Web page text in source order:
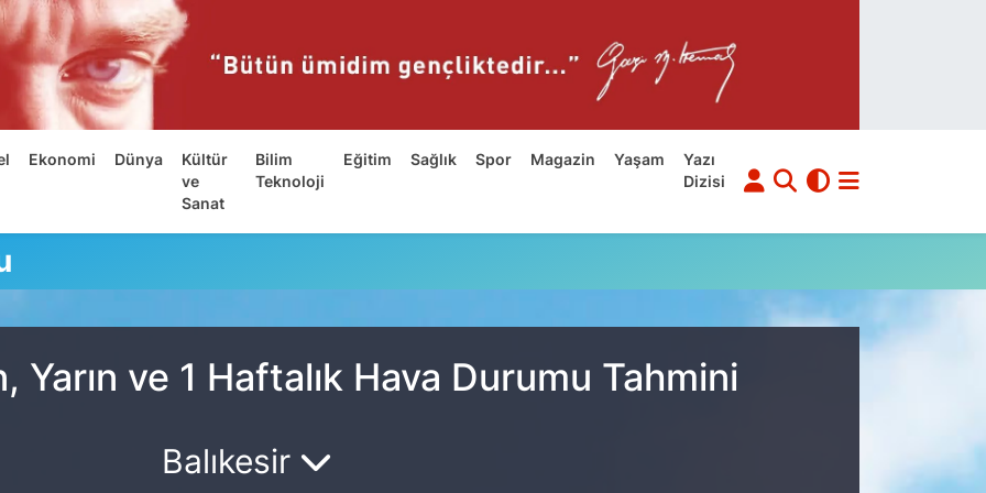
Ekonomi Dünya
Kültür
ve
Sanat
Bilim
Teknoloji
Eğitim Sağlık Spor Magazin Yaşam
Yazı
Dizisi
Yarın ve 1 Haftalık Hava Durumu Tahmini
Balıkesir